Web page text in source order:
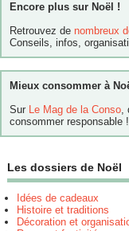
Encore plus sur Noël !
Retrouvez de nombreux
Conseils, infos,
Mieux consommer à
Sur Le Mag de la Conso,
consommer responsable !
Les dossiers de Noël
Idées de cadeaux
Histoire et traditions
Décoration et